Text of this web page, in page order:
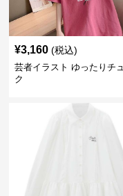
¥3,160 (税込)
芸者イラスト ゆったりチ
ク